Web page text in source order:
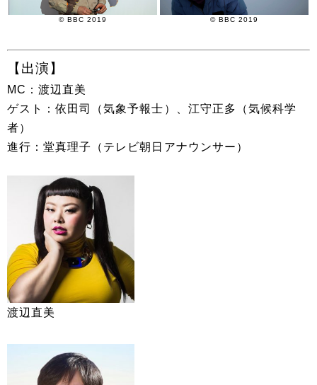
© BBC 2019 © BBC 2019
【出演】
MC：渡辺直美
ゲスト：依田司（気象予報士）、江守正多（気候科学
者）
進行：堂真理子（テレビ朝日アナウンサー）
渡辺直美